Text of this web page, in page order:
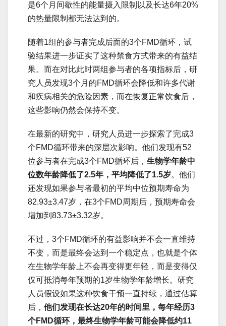
是6个月间歇性的能量摄入限制以及长达6年20%
的热量限制都无法达到的。
随着1组的参与者完成后面的3个FMD循环，试
验结果进一步证实了这种禁食方式带来的有益结
果。而在对比此时两组参与者的各项指标后，研
究人员发现3个月的FMD循环会降低和许多代谢
和疾病相关的危险因素，而在恢复正常饮食后，
这些影响仍然会保持不变。
在最新的研究中，研究人员进一步探索了完成3
个FMD循环带来的深层次影响。他们发现有52
位参与者在完成3个FMD循环后， 生物学年龄中
位数年龄降低了2.5年，平均降低了1.5岁。他们
还发现如果参与者最初的平均中位预期寿命为
82.93±3.47岁，在3个FMD周期后，预期寿命会
增加到83.73±3.32岁。
不过，3个FMD循环的有益影响并不会一直维持
不变，而是最终会达到一个稳定点，也就是个体
在生物学年龄上不会再变得更年轻，而是变得仅
仅可抵消每年预期的1岁生物学年龄增长。研究
人员假设如果这种饮食干预一直持续，通过估算
后， 他们发现在长达20年的时间里，每年经历3
个FMD循环，最终生物学年龄可能会降低约11